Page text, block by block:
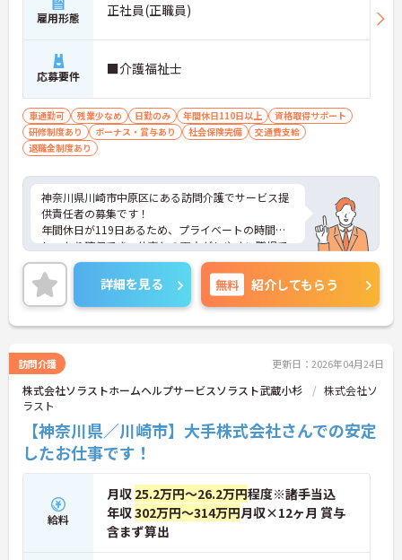
雇用形態 正社員(正職員)
応募要件 ■介護福祉士
車通勤可 残業少なめ 日勤のみ 年間休日110日以上
資格取得サポート
研修制度あり
ボーナス・賞与あり 社会保険完備
交通費支給
退職金制度あり
神奈川県川崎市中原区にある訪問介護でサービス提
供責任者の募集です！
年間休日が119日あるため、プライベートの時間を
しっかり確保でき、仕事との両立がしやすい職場で
す◎
また、福利厚生も充実しており、安心して働きやす
い環境が整っています！
ご興味ある方は面接ポイントをお伝えしますので、
お気軽にご連絡ください。
詳細を見る 無料 紹介してもらう
訪問介護 更新日：2026年04月24日
株式会社ソラストホームヘルプサービスソラスト武蔵小杉
株式会社ソ
ラスト
【神奈川県／川崎市】大手株式会社さんでの安定
したお仕事です！
給料
月収 25.2万円～26.2万円程度※諸手当込
年収302万円～314万円月収×12ヶ月 賞与
含まず算出